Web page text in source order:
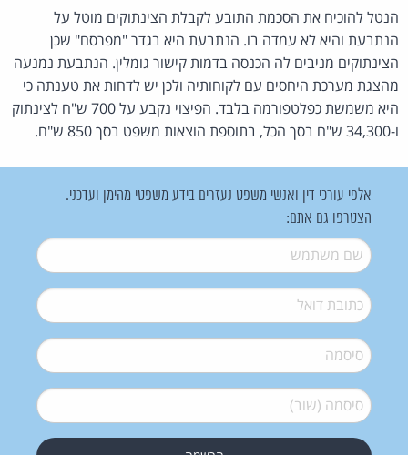
הנטל להוכיח את הסכמת התובע לקבלת הצינתוקים מוטל על
הנתבעת והיא לא עמדה בו. הנתבעת היא בגדר "מפרסם" שכן
הצינתוקים מניבים לה הכנסה בדמות קישור גומלין. הנתבעת נמנעה
מהצגת מערכת היחסים עם לקוחותיה ולכן יש לדחות את טענתה כי
היא משמשת כפלטפורמה בלבד. הפיצוי נקבע על 700 ש"ח לצינתוק
ו-34,300 ש"ח בסך הכל, בתוספת הוצאות משפט בסך 850 ש"ח.
אלפי עורכי דין ואנשי משפט נעזרים בידע משפטי מהימן ועדכני.
הצטרפו גם אתם:
שם משתמש*
דואל*
סיסמה*
סיסמה (שוב)*